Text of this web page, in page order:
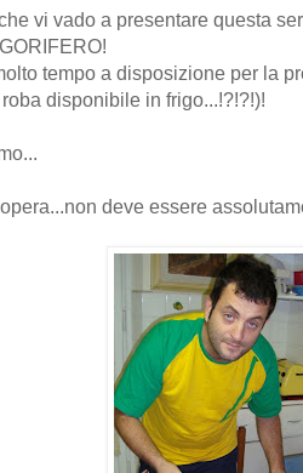
vi vado a presentare questa
tempo a disposizione per la
disponibile in frigo...!?!?!)!
deve essere